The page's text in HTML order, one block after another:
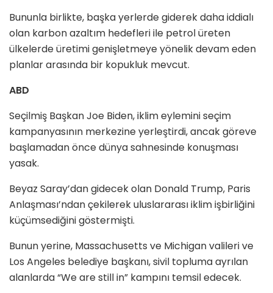
Bununla birlikte, başka yerlerde giderek daha iddialı
olan karbon azaltım hedefleri ile petrol üreten
ülkelerde üretimi genişletmeye yönelik devam eden
planlar arasında bir kopukluk mevcut.
ABD
Seçilmiş Başkan Joe Biden, iklim eylemini seçim
kampanyasının merkezine yerleştirdi, ancak göreve
başlamadan önce dünya sahnesinde konuşması
yasak.
Beyaz Saray’dan gidecek olan Donald Trump, Paris
Anlaşması’ndan çekilerek uluslararası iklim işbirliğini
küçümsediğini göstermişti.
Bunun yerine, Massachusetts ve Michigan valileri ve
Los Angeles belediye başkanı, sivil topluma ayrılan
alanlarda “We are still in” kampını temsil edecek.